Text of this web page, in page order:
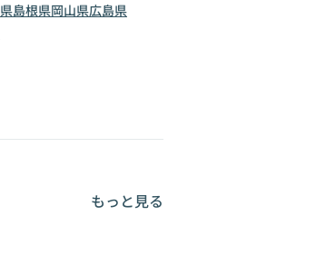
島根県岡山県広島県
もっと見る